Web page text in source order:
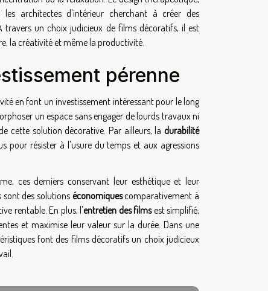
architectes d'intérieur cherchant à créer des
un choix judicieux de films décoratifs, il est
la créativité et même la productivité.
pérenne
en font un investissement intéressant pour le long
un espace sans engager de lourds travaux ni
cette solution décorative. Par ailleurs, la durabilité
pour résister à l'usure du temps et aux agressions
ces derniers conservant leur esthétique et leur
des solutions économiquescomparativement à
rentable. En plus, l'entretien des filmsest simplifié,
et maximise leur valeur sur la durée. Dans une
font des films décoratifs un choix judicieux